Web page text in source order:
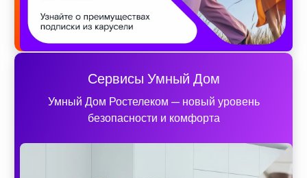
Сервисы Умный Дом
Умный Дом Ростелеком — новый уровень
безопасности и комфорта